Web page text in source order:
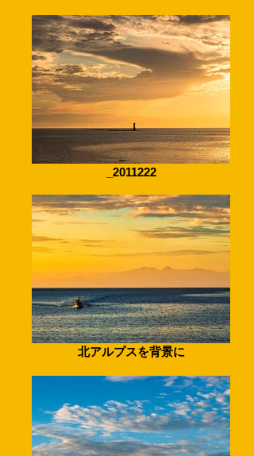
_2011222
北アルプスを背景に